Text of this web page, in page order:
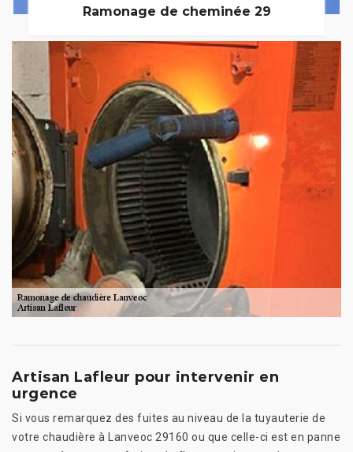
Ramonage de cheminée 29
Artisan Lafleur pour intervenir en
urgence
Si vous remarquez des fuites au niveau de la tuyauterie de
votre chaudière à Lanveoc 29160 ou que celle-ci est en panne